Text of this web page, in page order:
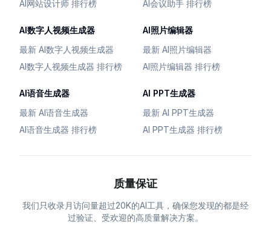
AI网站设计师 排行榜
AI会议助手 排行榜
AI数字人视频生成器
最新 AI数字人视频生成器
AI数字人视频生成器 排行榜
AI照片编辑器
最新 AI照片编辑器
AI照片编辑器 排行榜
AI语音生成器
最新 AI语音生成器
AI语音生成器 排行榜
AI PPT生成器
最新 AI PPT生成器
AI PPT生成器 排行榜
质量保证
我们只收录月访问量超过20K的AI工具，确保您发现的都是经
过验证、受欢迎的高质量解决方案。